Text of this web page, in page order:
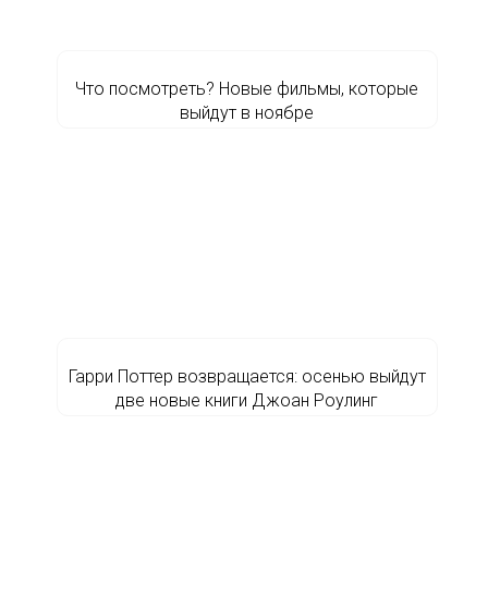
Что посмотреть? Новые фильмы, которые
выйдут в ноябре
Гарри Поттер возвращается: осенью выйдут
две новые книги Джоан Роулинг